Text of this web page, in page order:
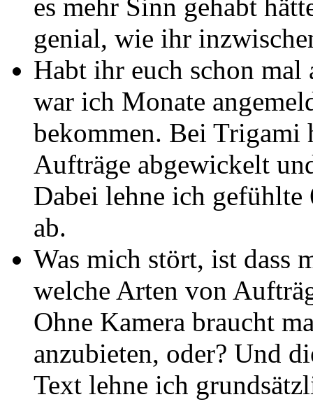
es mehr Sinn gehabt
genial, wie ihr
Habt ihr euch schon mal
war ich Monate
bekommen. Bei Trigami
Aufträge abgewickelt
Dabei lehne ich
ab.
Was mich stört, ist dass
welche Arten von
Ohne Kamera braucht
anzubieten, oder? Und
Text lehne ich